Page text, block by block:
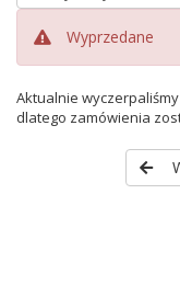
Wyprzedane
Aktualnie
dlatego zamówienia